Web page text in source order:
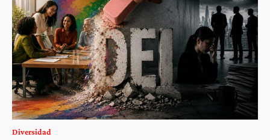
Diversidad